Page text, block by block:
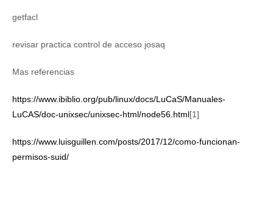
getfacl
revisar practica control de acceso josaq
Mas referencias
https://www.ibiblio.org/pub/linux/docs/LuCaS/Manuales-
LuCAS/doc-unixsec/unixsec-html/node56.html[1]
https://www.luisguillen.com/posts/2017/12/como-funcionan-
permisos-suid/